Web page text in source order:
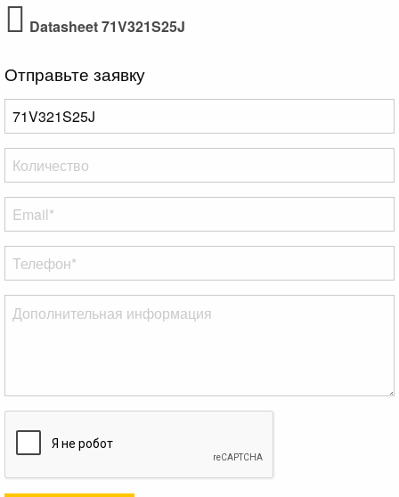
Datasheet 71V321S25J
Отправьте заявку